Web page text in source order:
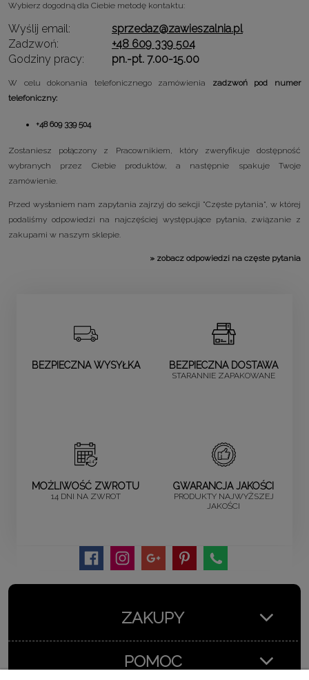
Wybierz dogodną dla Ciebie metodę kontaktu:
Wyślij email:
sprzedaz@zawieszalnia.pl
Zadzwoń:
+48 609 339 504
Godziny pracy:
pn.-pt. 7.00-15.00
W celu dokonania telefonicznego zamówienia zadzwoń pod numer
telefoniczny:
+48 609 339 504
Zostaniesz połączony z Pracownikiem, który zweryfikuje dostępność
wybranych przez Ciebie produktów, a następnie spakuje Twoje
zamówienie.
Przed wysłaniem nam zapytania zajrzyj do sekcji "Częste pytania", w której
podaliśmy odpowiedzi na najczęściej występujące pytania, związanie z
zakupami w naszym sklepie.
» zobacz odpowiedzi na częste pytania
BEZPIECZNA WYSYŁKA BEZPIECZNA DOSTAWA
STARANNIE ZAPAKOWANE
MOŻLIWOŚĆ ZWROTU
14 DNI NA ZWROT
GWARANCJA JAKOŚCI
PRODUKTY NAJWYŻSZEJ
JAKOŚCI
ZAKUPY
POMOC